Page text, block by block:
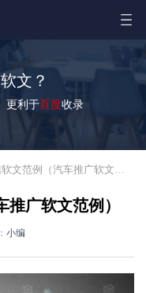
文？
更利于百度收录
范例（汽车推广软文范例）
广软文范例）
小编